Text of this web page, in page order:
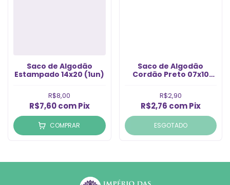
Saco de Algodão
Estampado 14x20 (1un)
R$8,00
R$7,60com Pix
COMPRAR
Saco de Algodão
Cordão Preto 07x10
R$2,90
R$2,76 com Pix
ESGOTADO